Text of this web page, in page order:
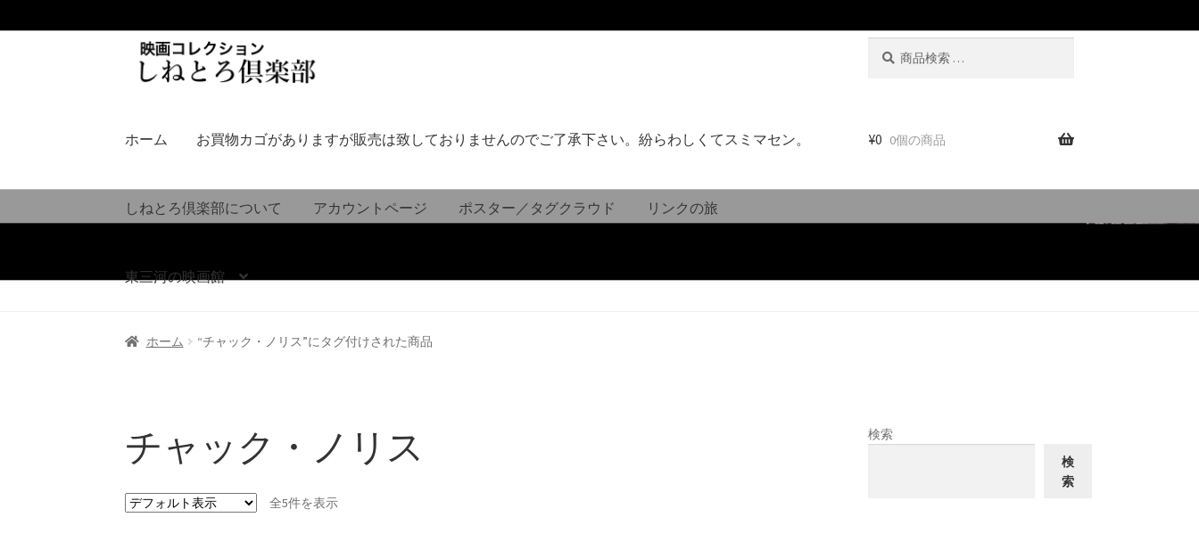
シ
へ
ス
ッ
ツ
キ
ッ
ホーム お買物カゴがありますが販売は致しておりませんのでご了承下さい。紛らわしくてスミマセン。
しねとろ倶楽部について アカウントページ ポスター／タグクラウド リンクの旅
東三河の映画館
¥0 0個の商品
ホーム “チャック・ノリス”にタグ付けされた商品
チャック・ノリス
全5件を表示
検索
検
索